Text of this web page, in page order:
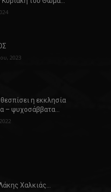
2023
θεσπίσει η εκκλησία
– ψυχοσάββατα…
Χαλκιάς…